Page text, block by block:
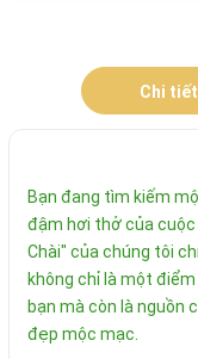
Chi tiết
Bạn đang tìm kiếm
đậm hơi thở của cuộc
Chài" của chúng tôi
không chỉ là một
bạn mà còn là nguồn
đẹp mộc mạc.